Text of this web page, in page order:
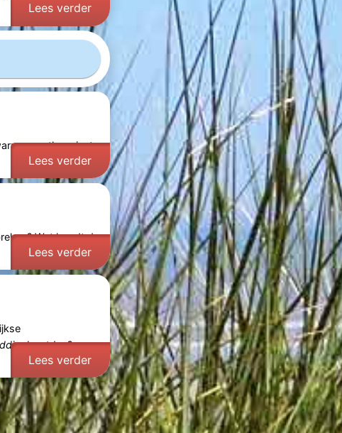
Lees verder
en enthousiast
Lees verder
Wat houdt de
Lees verder
? -
Lees verder